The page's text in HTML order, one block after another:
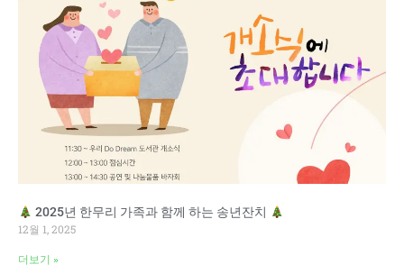
2025년 한무리 가족과 함께 하는 송년잔치
12월 1, 2025
더보기 »